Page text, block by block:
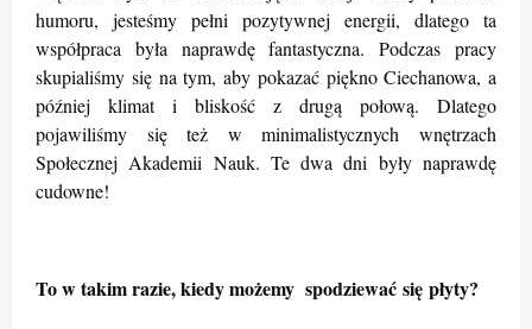
humoru, jesteśmy pełni pozytywnej energii, dlatego ta
współpraca była naprawdę fantastyczna. Podczas pracy
skupialiśmy się na tym, aby pokazać piękno Ciechanowa, a
później klimat i bliskość z drugą połową. Dlatego
pojawiliśmy się też w minimalistycznych wnętrzach
Społecznej Akademii Nauk. Te dwa dni były naprawdę
cudowne!
To w takim razie, kiedy możemy spodziewać się płyty?